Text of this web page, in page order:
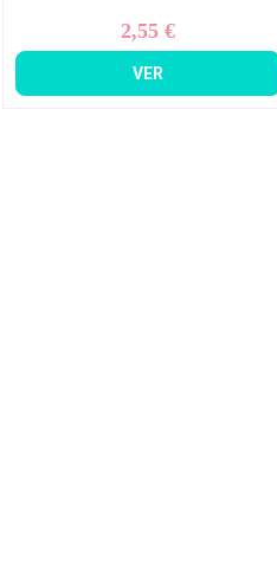
Precio
2,55 €
VER